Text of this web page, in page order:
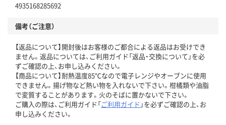
4935168285692
備考（ご注意）
【返品について】開封後はお客様のご都合による返品はお受けでき
ません。返品については、ご利用ガイド「返品・交換について」を必
ずご確認の上、お申し込みください。
【商品について】耐熱温度85℃なので電子レンジやオーブンに使用
できません。揚げ物など熱い物を入れないで下さい。柑橘類や油脂
で変質することがあります。火のそばに置かないで下さい。
ご購入の際は、ご利用ガイド「ご利用ガイド 」を必ずご確認の上、お
申し込みください。